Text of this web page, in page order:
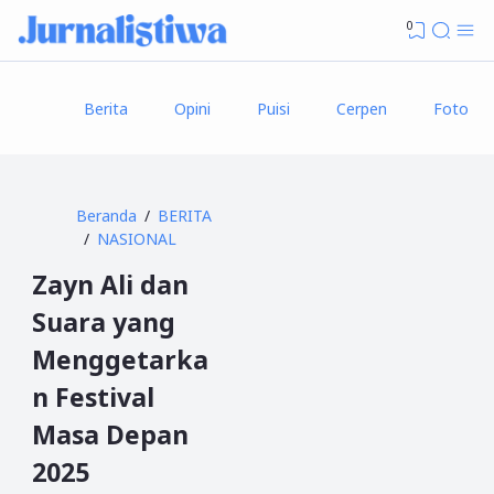
0
Berita Opini Puisi Cerpen Foto
Beranda
BERITA
NASIONAL
Zayn Ali dan
Suara yang
Menggetarka
n Festival
Masa Depan
2025